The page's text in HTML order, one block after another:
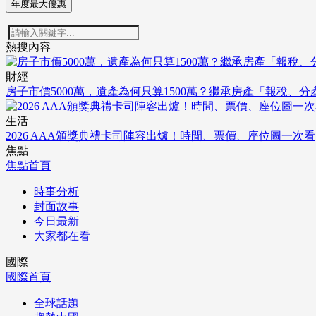
年度最大優惠
熱搜內容
財經
房子市價5000萬，遺產為何只算1500萬？繼承房產「報稅、分
生活
2026 AAA頒獎典禮卡司陣容出爐！時間、票價、座位圖一次看
焦點
焦點首頁
時事分析
封面故事
今日最新
大家都在看
國際
國際首頁
全球話題